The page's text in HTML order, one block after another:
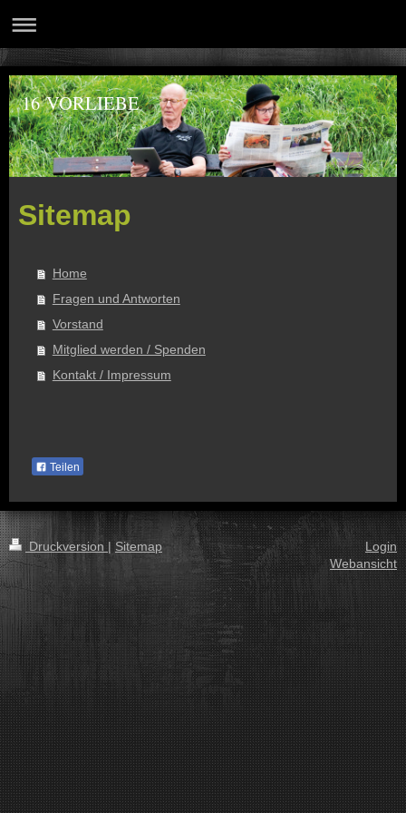
16 VORLIEBE
Sitemap
Home
Fragen und Antworten
Vorstand
Mitglied werden / Spenden
Kontakt / Impressum
Teilen
Druckversion | Sitemap
Login
Webansicht